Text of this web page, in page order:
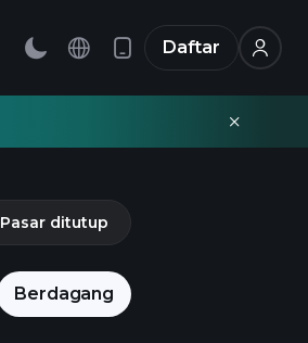
Daftar
Berdagang
Pasar ditutup